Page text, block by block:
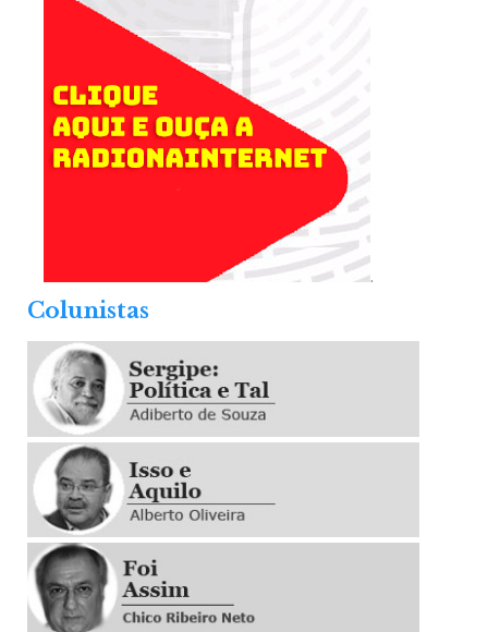
.
Colunistas